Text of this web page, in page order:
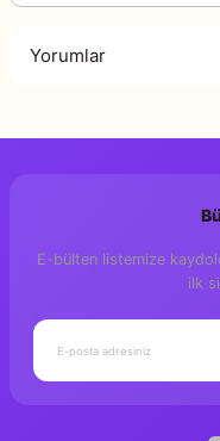
Yorumlar
E-bülten listemize
ilk